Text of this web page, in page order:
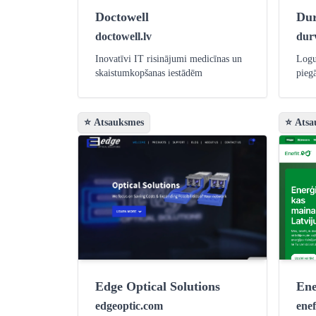
Doctowell
doctowell.lv
Inovatīvi IT risinājumi medicīnas un
skaistumkopšanas iestādēm
⭐ Atsauksmes
Edge Optical Solutions
edgeoptic.com
⭐